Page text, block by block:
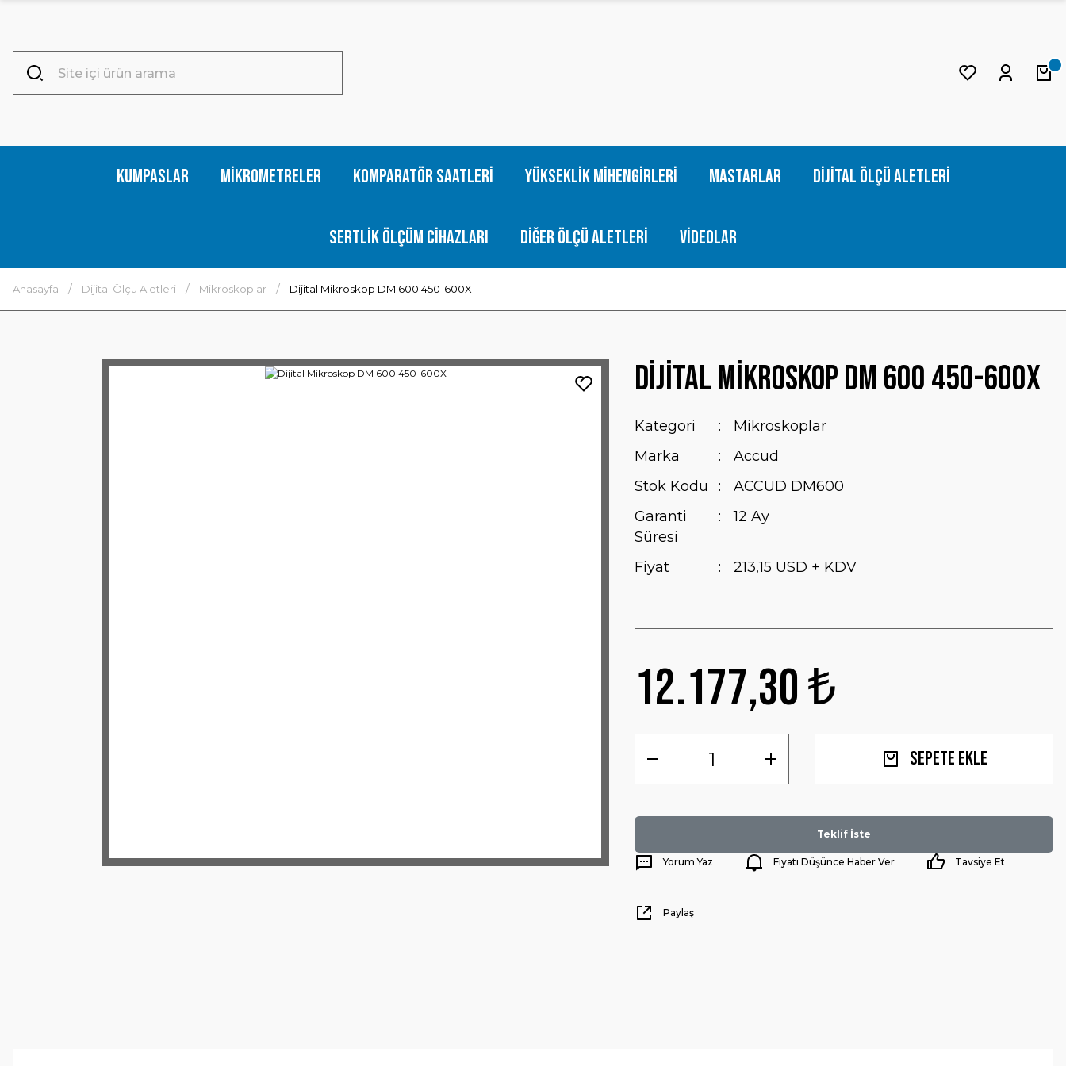
Kumpaslar Mikrometreler Komparatör Saatleri Yükseklik Mihengirleri Mastarlar Dijital Ölçü Aletleri
Sertlik Ölçüm Cihazları Diğer Ölçü Aletleri Videolar
Anasayfa Dijital Ölçü Aletleri Mikroskoplar Dijital Mikroskop DM 600 450-600X
Dijital Mikroskop DM 600 450-600X
Kategori
Mikroskoplar
Marka
Accud
Stok Kodu
ACCUD DM600
Garanti
Süresi
12 Ay
Fiyat 213,15 USD + KDV
12.177,30 ₺
Sepete Ekle
Teklif İste
Yorum Yaz Fiyatı Düşünce Haber Ver Tavsiye Et
Paylaş